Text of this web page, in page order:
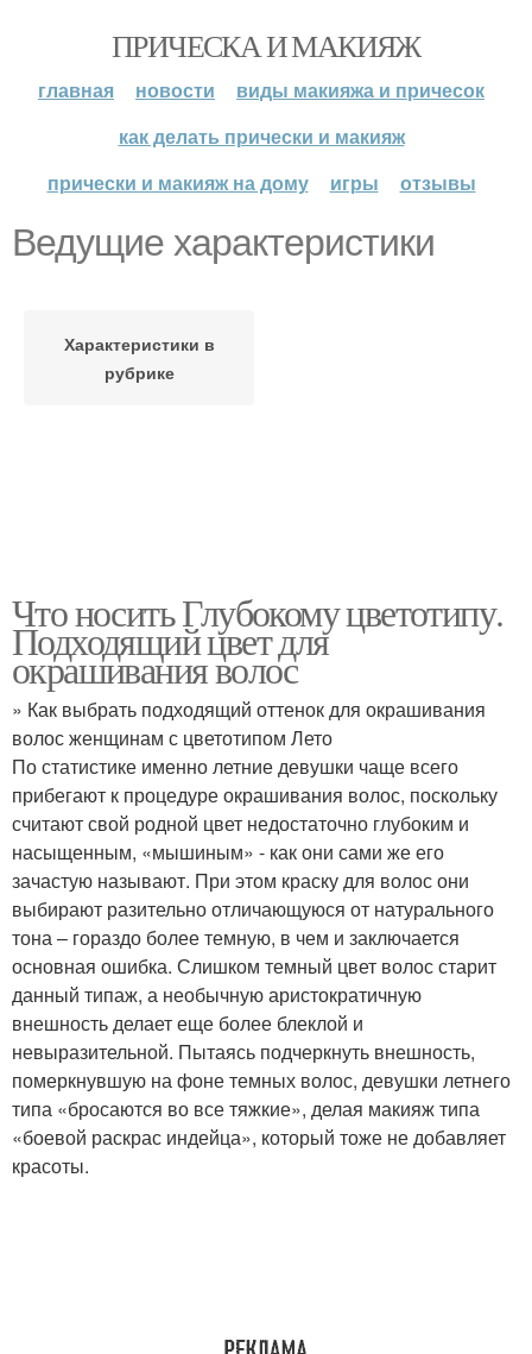
ПРИЧЕСКА И МАКИЯЖ
главная новости
виды макияжа и причесок
как делать прически и макияж
прически и макияж на дому
игры отзывы
Ведущие характеристики
Характеристики в
рубрике
Что носить Глубокому цветотипу.
Подходящий цвет для
окрашивания волос
» Как выбрать подходящий оттенок для окрашивания
волос женщинам с цветотипом Лето
По статистике именно летние девушки чаще всего
прибегают к процедуре окрашивания волос, поскольку
считают свой родной цвет недостаточно глубоким и
насыщенным, «мышиным» - как они сами же его
зачастую называют. При этом краску для волос они
выбирают разительно отличающуюся от натурального
тона – гораздо более темную, в чем и заключается
основная ошибка. Слишком темный цвет волос старит
данный типаж, а необычную аристократичную
внешность делает еще более блеклой и
невыразительной. Пытаясь подчеркнуть внешность,
померкнувшую на фоне темных волос, девушки летнего
типа «бросаются во все тяжкие», делая макияж типа
«боевой раскрас индейца», который тоже не добавляет
красоты.